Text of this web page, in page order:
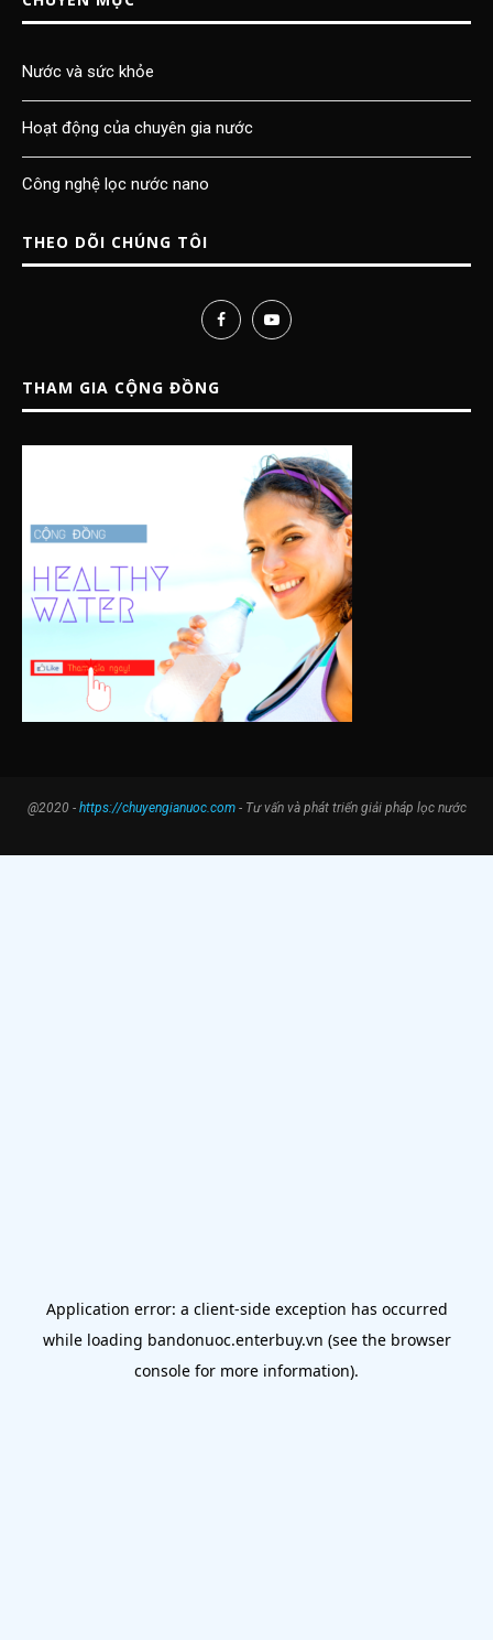
Nước và sức khỏe
Hoạt động của chuyên gia nước
Công nghệ lọc nước nano
THEO DÕI CHÚNG TÔI
THAM GIA CỘNG ĐỒNG
@2020 - https://chuyengianuoc.com- Tư vấn và phát triển giải pháp lọc nước